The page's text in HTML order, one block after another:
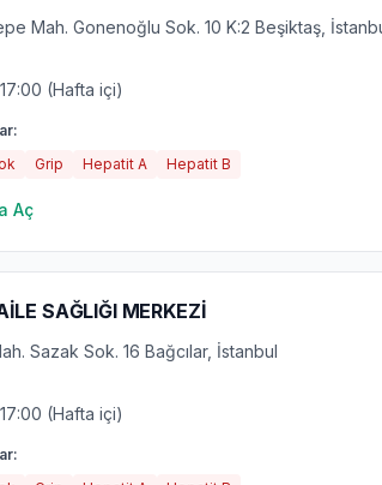
Mah. Gonenoğlu Sok. 10 K:2 Beşiktaş,
(Hafta içi)
Grip Hepatit A Hepatit B
Aç
SAĞLIĞI MERKEZİ
Sazak Sok. 16 Bağcılar, İstanbul
(Hafta içi)